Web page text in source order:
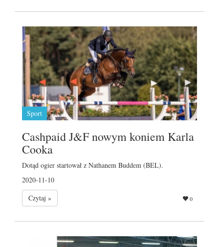
Sport
Cashpaid J&F nowym koniem Karla
Cooka
Dotąd ogier startował z Nathanem Buddem (BEL).
2020-11-10
Czytaj »
0